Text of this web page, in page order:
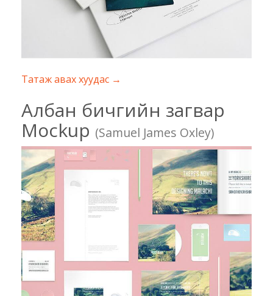
Татаж авах хуудас →
Албан бичгийн загвар
Mockup (Samuel James Oxley)